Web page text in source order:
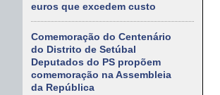
euros que excedem custo
Comemoração do Centenário
do Distrito de Setúbal
Deputados do PS propõem
comemoração na Assembleia
da República